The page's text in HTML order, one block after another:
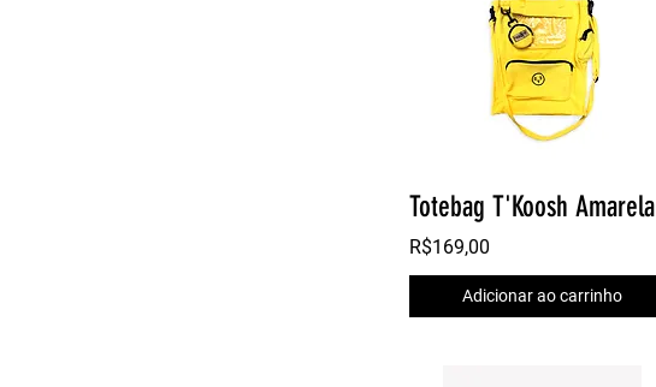
Totebag T'Koosh Amarela
R$169,00
Adicionar ao carrinho